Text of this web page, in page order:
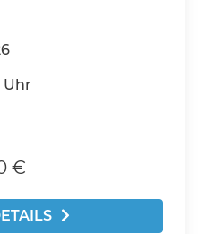
Uhr
€